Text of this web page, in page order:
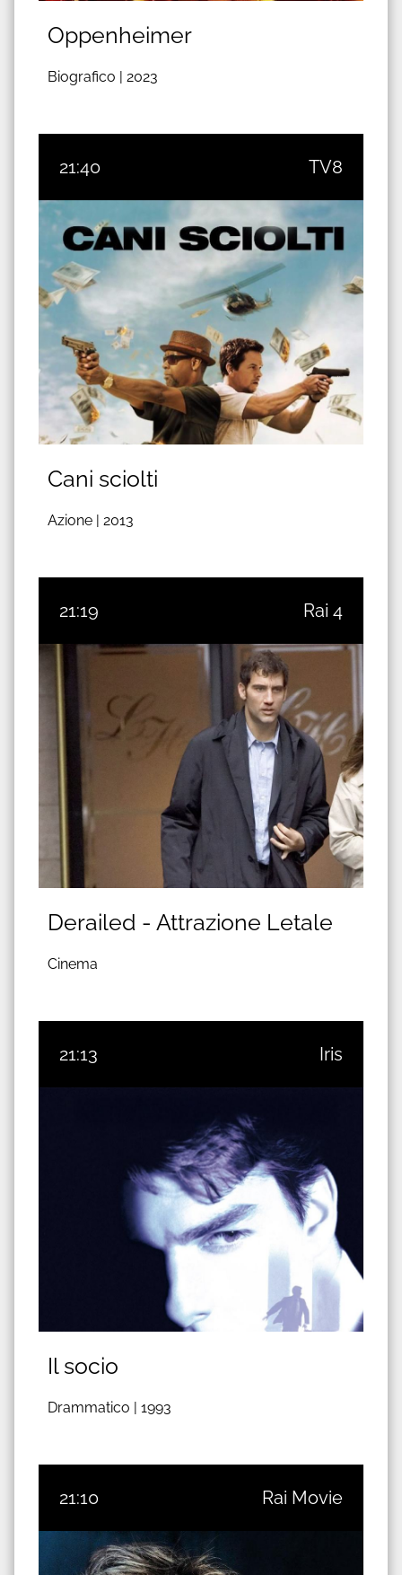
Oppenheimer
Biografico | 2023
21:40 TV8
Cani sciolti
Azione | 2013
21:19 Rai 4
Derailed - Attrazione Letale
Cinema
21:13 Iris
Il socio
Drammatico | 1993
21:10 Rai Movie